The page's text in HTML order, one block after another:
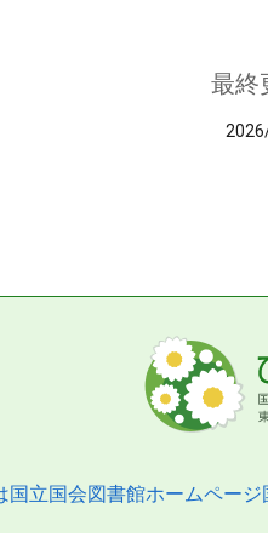
最終
国立国会図書館ホームページ